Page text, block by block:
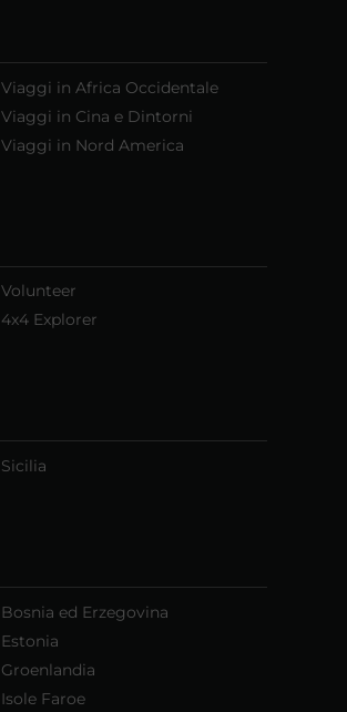
Viaggi in Africa Occidentale
Viaggi in Cina e Dintorni
Viaggi in Nord America
Volunteer
4x4 Explorer
Sicilia
Bosnia ed Erzegovina
Estonia
Groenlandia
Isole Faroe